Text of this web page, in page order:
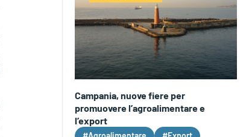
Campania, nuove fiere per
promuovere l’agroalimentare e
l’export